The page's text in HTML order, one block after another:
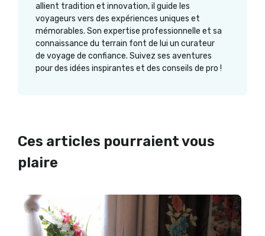
allient tradition et innovation, il guide les
voyageurs vers des expériences uniques et
mémorables. Son expertise professionnelle et sa
connaissance du terrain font de lui un curateur
de voyage de confiance. Suivez ses aventures
pour des idées inspirantes et des conseils de pro !
Ces articles pourraient vous
plaire